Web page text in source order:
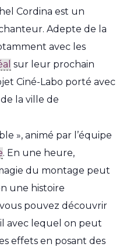
Cordina est un
Adepte de la
avec les
sur leur prochain
Ciné-Labo porté avec
la ville de
», animé par l’équipe
. En une heure,
du montage peut
une histoire
pouvez découvrir
avec lequel on peut
effets en posant des